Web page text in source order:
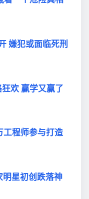
嫌犯或面临死刑
欢 赢学又赢了
工程师参与打造
星初创跌落神